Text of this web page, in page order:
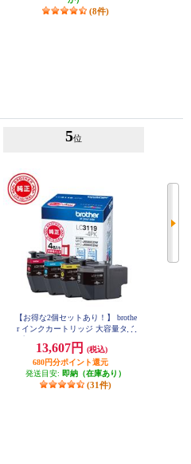
(8件)
5位
【お得な2個セットあり！】 brothe
r インクカートリッジ 大容量タイ
13,607円
(税込)
680円分ポイント還元
発送目安: 即納（在庫あり）
(31件)